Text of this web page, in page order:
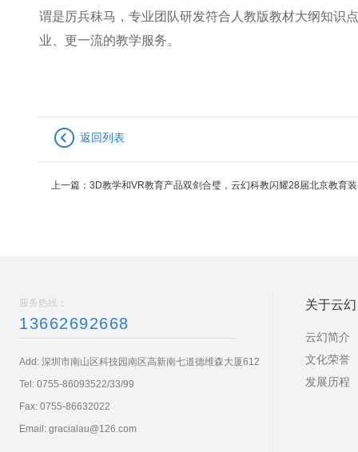
谓是厉兵秣马，专业团队研发符合人教版教材大纲知识
业、更一流的教学服务。
返回列表
上一篇： 3D教学和VR教育产品双剑合璧，云幻科教闪耀28届北京教育
服务热线：
13662692668
Add: 深圳市南山区科技园南区高新南七道德维森大厦612
Tel: 0755-86093522/33/99
Fax: 0755-86632022
Email: gracialau@126.com
关于云幻
云幻简介
文化荣誉
发展历程